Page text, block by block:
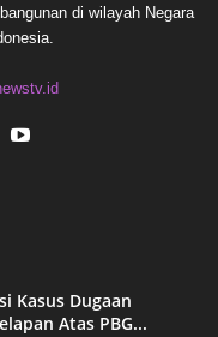
di wilayah Negara
Kasus Dugaan
Atas PBG...